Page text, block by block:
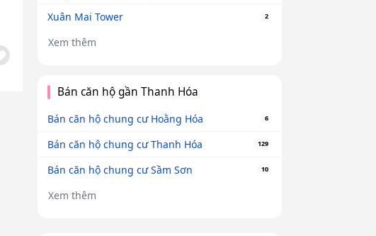
Xuân Mai Tower 2
Xem thêm
Bán căn hộ gần Thanh Hóa
Bán căn hộ chung cư Hoằng Hóa 6
Bán căn hộ chung cư Thanh Hóa 129
Bán căn hộ chung cư Sầm Sơn 10
Xem thêm